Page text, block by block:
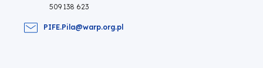
509 138 623
PIFE.Pila@warp.org.pl